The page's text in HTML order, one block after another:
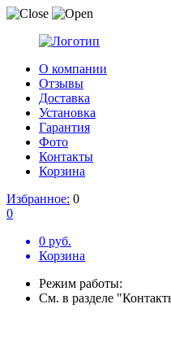
О компании
Отзывы
Доставка
Установка
Гарантия
Фото
Контакты
Корзина
Избранное: 0
0
0 руб.
Корзина
Режим работы:
См. в разделе